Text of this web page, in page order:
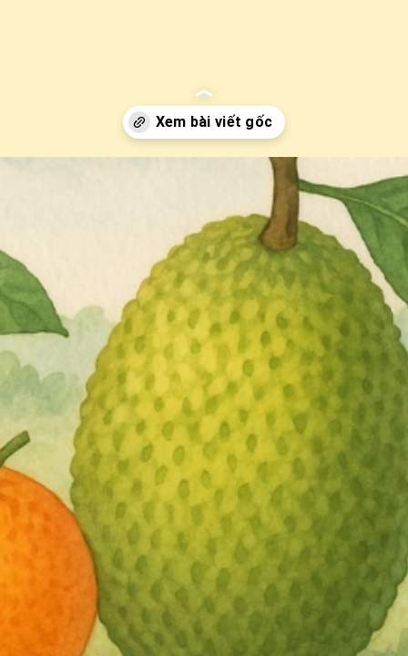
https://erci.edu.vn/dong-dao-cam-quyt-mit-hong